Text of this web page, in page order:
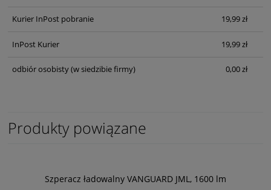
Kurier InPost pobranie 19,99 zł
InPost Kurier 19,99 zł
odbiór osobisty(w siedzibie firmy) 0,00 zł
Produkty powiązane
Szperacz ładowalny VANGUARD JML, 1600 lm